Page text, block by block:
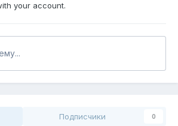
your account.
Подписчики 0